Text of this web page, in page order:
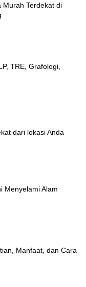
Murah Terdekat di
TRE, Grafologi,
dari lokasi Anda
Menyelami Alam
Manfaat, dan Cara